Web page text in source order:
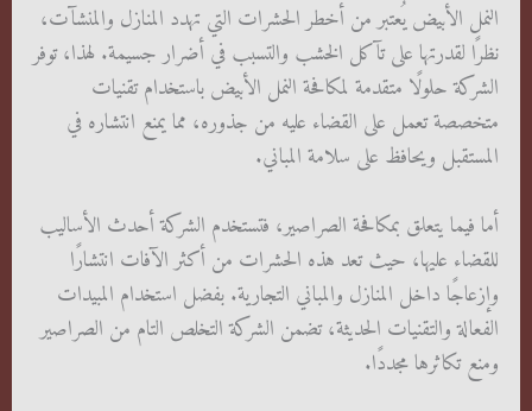
النمل الأبيض يُعتبر من أخطر الحشرات التي تهدد المنازل والمنشآت،
نظرًا لقدرتها على تآكل الخشب والتسبب في أضرار جسيمة. لهذا، توفر
الشركة حلولًا متقدمة لمكافحة النمل الأبيض باستخدام تقنيات
متخصصة تعمل على القضاء عليه من جذوره، مما يمنع انتشاره في
المستقبل ويحافظ على سلامة المباني.
أما فيما يتعلق بمكافحة الصراصير، فتستخدم الشركة أحدث الأساليب
للقضاء عليها، حيث تعد هذه الحشرات من أكثر الآفات انتشارًا
وإزعاجًا داخل المنازل والمباني التجارية. بفضل استخدام المبيدات
الفعالة والتقنيات الحديثة، تضمن الشركة التخلص التام من الصراصير
ومنع تكاثرها مجددًا.